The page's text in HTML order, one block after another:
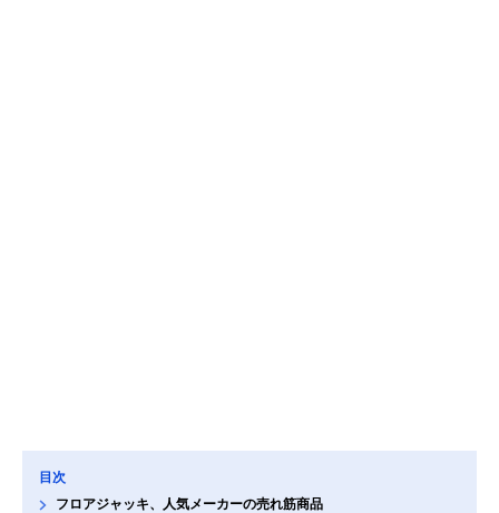
目次
フロアジャッキ、人気メーカーの売れ筋商品